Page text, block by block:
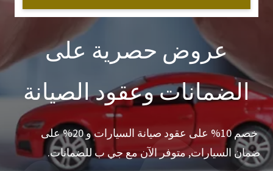
عروض حصرية على
الضمانات وعقود الصيانة
خصم 10% على عقود صيانة السيارات و 20% على
ضمان السيارات, متوفر الآن مع جي ب للضمانات.